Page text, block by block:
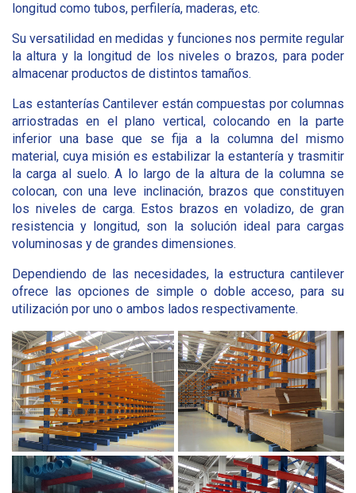
longitud como tubos, perfilería, maderas, etc.
Su versatilidad en medidas y funciones nos permite regular
la altura y la longitud de los niveles o brazos, para poder
almacenar productos de distintos tamaños.
Las estanterías Cantilever están compuestas por columnas
arriostradas en el plano vertical, colocando en la parte
inferior una base que se fija a la columna del mismo
material, cuya misión es estabilizar la estantería y trasmitir
la carga al suelo. A lo largo de la altura de la columna se
colocan, con una leve inclinación, brazos que constituyen
los niveles de carga. Estos brazos en voladizo, de gran
resistencia y longitud, son la solución ideal para cargas
voluminosas y de grandes dimensiones.
Dependiendo de las necesidades, la estructura cantilever
ofrece las opciones de simple o doble acceso, para su
utilización por uno o ambos lados respectivamente.